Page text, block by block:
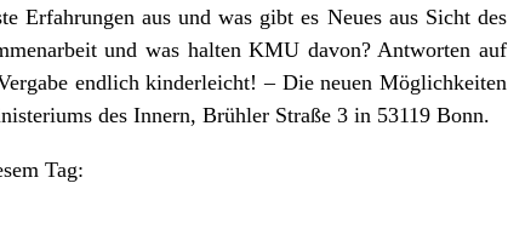
Erfahrungen aus und was gibt es Neues aus Sicht des
und was halten KMU davon? Antworten auf
endlich kinderleicht! – Die neuen Möglichkeiten
des Innern, Brühler Straße 3 in 53119 Bonn.
Tag: